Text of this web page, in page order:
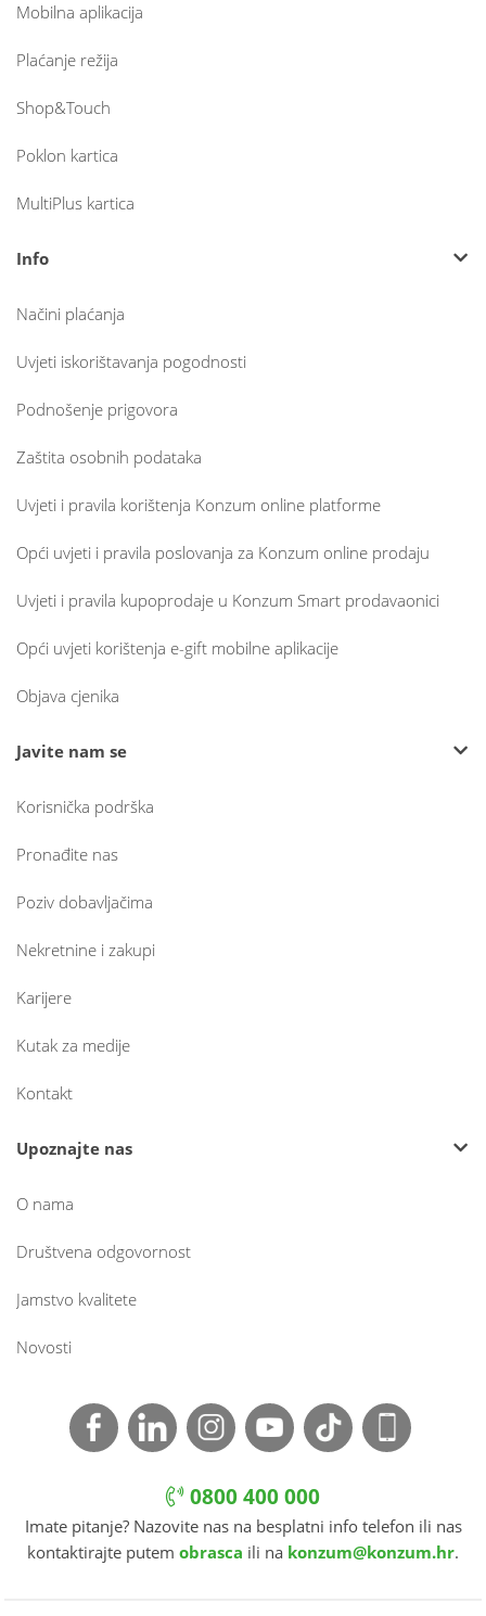
Mobilna aplikacija
Plaćanje režija
Shop&Touch
Poklon kartica
MultiPlus kartica
Info
Načini plaćanja
Uvjeti iskorištavanja pogodnosti
Podnošenje prigovora
Zaštita osobnih podataka
Uvjeti i pravila korištenja Konzum online platforme
Opći uvjeti i pravila poslovanja za Konzum online prodaju
Uvjeti i pravila kupoprodaje u Konzum Smart prodavaonici
Opći uvjeti korištenja e-gift mobilne aplikacije
Objava cjenika
Javite nam se
Korisnička podrška
Pronađite nas
Poziv dobavljačima
Nekretnine i zakupi
Karijere
Kutak za medije
Kontakt
Upoznajte nas
O nama
Društvena odgovornost
Jamstvo kvalitete
Novosti
0800 400 000
Imate pitanje? Nazovite nas na besplatni info telefon ili nas
kontaktirajte putem obrasca ili na konzum@konzum.hr.